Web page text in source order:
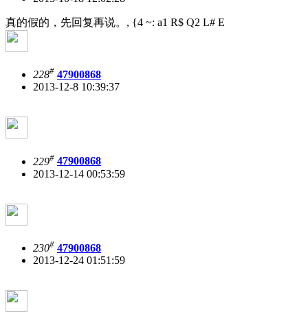
真的假的，先回复再说。 , {4 ~: a1 R$ Q2 L# E
228# 47900868
2013-12-8 10:39:37
229# 47900868
2013-12-14 00:53:59
230# 47900868
2013-12-24 01:51:59